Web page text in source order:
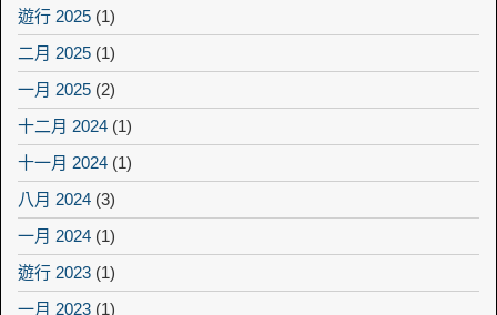
遊行 2025 (1)
二月 2025 (1)
一月 2025 (2)
十二月 2024 (1)
十一月 2024 (1)
八月 2024 (3)
一月 2024 (1)
遊行 2023 (1)
一月 2023 (1)